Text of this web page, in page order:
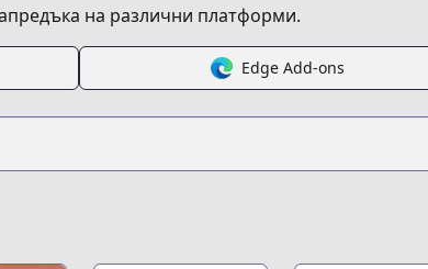
на различни платформи.
Edge Add-ons